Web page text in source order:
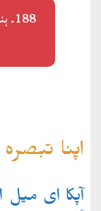
اپنا
آپکا ای